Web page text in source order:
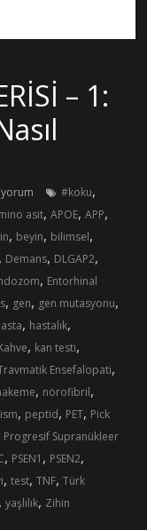
– 1:
#koku,
asit,APOE,APP,
, beyin, bilimsel,
, Demans, DLGAP2,
, Entorhinal
, gen, gen mutasyonu,
, hastalık,
, kan testi,
Ensefalopati,
, nörofibril,
, peptid, PET, Pick
Progresif Supranükleer
, PSEN1 , PSEN2,
,test,TNF,Türk
,yaşlılık, Zihin